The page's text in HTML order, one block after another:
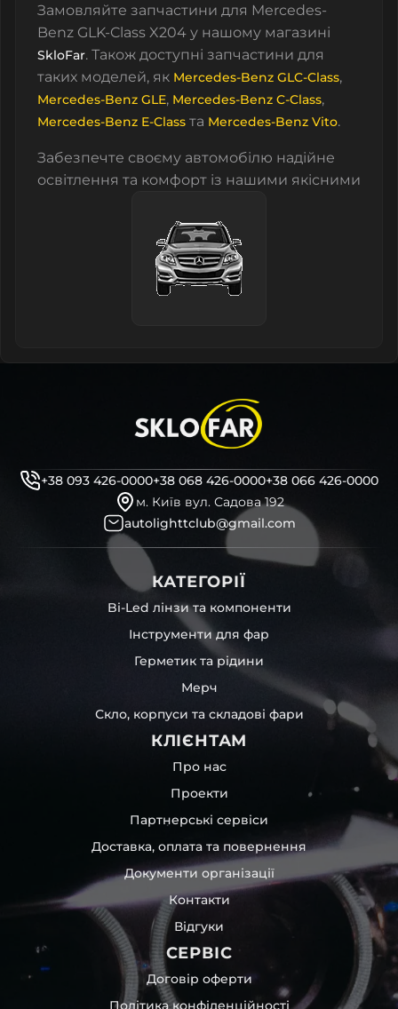
Замовляйте запчастини для Mercedes-
Benz GLK-Class X204 у нашому магазині
SkloFar. Також доступні запчастини для
таких моделей, як Mercedes-Benz GLC-Class,
Mercedes-Benz GLE, Mercedes-Benz C-Class,
Mercedes-Benz E-Class та Mercedes-Benz Vito.
Забезпечте своєму автомобілю надійне
освітлення та комфорт із нашими якісними
+38 093 426-0000+38 068 426-0000+38 066 426-0000
м. Київ вул. Садова 192
autolighttclub@gmail.com
КАТЕГОРІЇ
Bi-Led лінзи та компоненти
Інструменти для фар
Герметик та рідини
Мерч
Скло, корпуси та складові фари
КЛІЄНТАМ
Про нас
Проекти
Партнерські сервіси
Доставка, оплата та повернення
Документи організації
Контакти
Відгуки
СЕРВІС
Договір оферти
Політика конфіденційності